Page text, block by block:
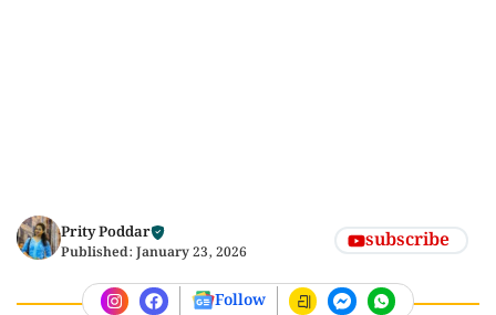
Prity Poddar
Published: January 23, 2026 subscribe
Follow